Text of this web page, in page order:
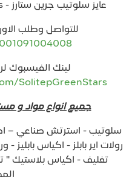
عايز سلوتيب جرين ستارز - Green Stars تعبئة_وتغليف
للتواصل وطلب
لينك الفيسبوك
SolitepGreenStars
جميع انواع مواد و
سلوتيب - استرتش صناعي –
رولات اير بابلز - اكياس
تغليف - اكياس بلاستيك